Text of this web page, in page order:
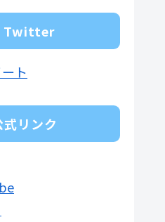
Twitter
ト
リンク